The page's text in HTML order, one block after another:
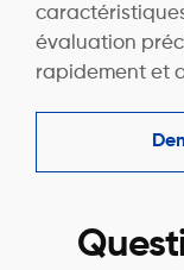
évaluation
rapidement et